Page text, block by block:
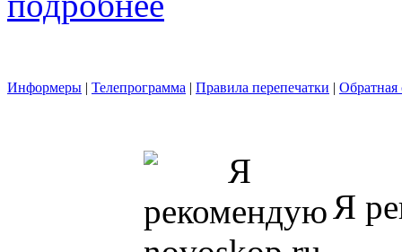
Информеры | Телепрограмма | Правила перепечатки | Обратная
Я